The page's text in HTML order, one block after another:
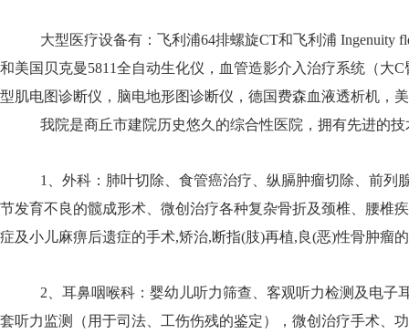
大型医疗设备有：飞利浦64排螺旋CT和飞利浦 Ingenuity
和美国贝克曼5811全自动生化仪，血管造影介入治疗系统（
型肌电图诊断仪，脑电地形图诊断仪，德国费森血液透析机，
我院是商丘市建院历史悠久的综合性医院，拥有先进的
1、外科：肺叶切除、食管癌治疗、纵膈肿瘤切除、前
节发育不良的髋成形术、微创治疗各种复杂骨折及颈椎、腰椎
症及小儿麻痹后遗症的手术,矫治,断指(肢)再植,良(恶)性骨肿瘤
2、耳鼻咽喉科：婴幼儿听力筛查、客观听力检测及电
套听力监测（用于司法、工伤伤残的鉴定），微创治疗手术、